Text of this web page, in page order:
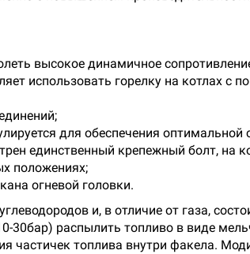
высокое динамичное
использовать горелку на котлах
для обеспечения оптимальной
единственный крепежный болт, на
положениях;
огневой головки.
и, в отличие от газа,
распылить топливо в виде
частичек топлива внутри факела.